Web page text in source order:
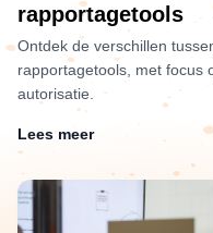
rapportagetools
Ontdek de verschillen
rapportagetools, met focus
autorisatie.
Lees meer